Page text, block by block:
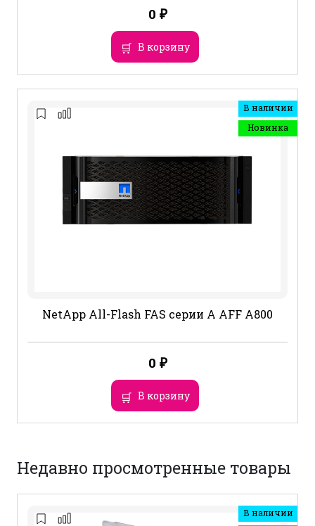
0 ₽
В корзину
В наличии
Новинка
NetApp All-Flash FAS серии A AFF A800
0 ₽
В корзину
Недавно просмотренные товары
В наличии